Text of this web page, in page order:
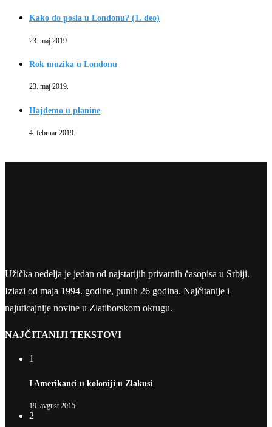
Kako do posla u Londonu? (1. deo)
23. maj 2019.
Rok muzika u Londonu
23. maj 2019.
Hajdemo u planine
4. februar 2019.
Užička nedelja je jedan od najstarijih privatnih časopisa u Srbiji.
Izlazi od maja 1994. godine, punih 26 godina. Najčitanije i
najuticajnije novine u Zlatiborskom okrugu.
NAJČITANIJI TEKSTOVI
1
I Amerikanci u koloniji u Zlakusi
19. avgust 2015.
2